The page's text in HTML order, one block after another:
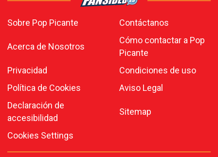
Sobre Pop Picante Contáctanos
Acerca de Nosotros
Cómo contactar a Pop
Picante
Privacidad
Condiciones de uso
Política de Cookies
Aviso Legal
Declaración de
accesibilidad
Sitemap
Cookies Settings